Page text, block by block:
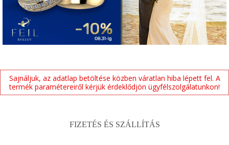
Sajnáljuk, az adatlap betöltése közben váratlan hiba lépett fel. A
termék paramétereiről kérjük érdeklődjön ügyfélszolgálatunkon!
FIZETÉS ÉS SZÁLLÍTÁS